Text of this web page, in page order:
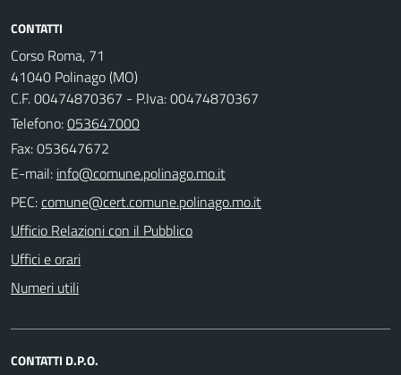
CONTATTI
Corso Roma, 71
41040 Polinago (MO)
C.F. 00474870367 - P.Iva: 00474870367
Telefono:053647000
Fax: 053647672
E-mail:
PEC:
Ufficio Relazioni con il Pubblico
Uffici e orari
Numeri utili
CONTATTI D.P.O.